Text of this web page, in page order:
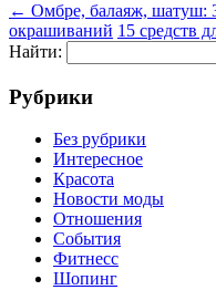
← Омбре, балаяж, шатуш:
окрашиваний 15 средств
Найти:
Рубрики
Без рубрики
Интересное
Красота
Новости моды
Отношения
События
Фитнесс
Шопинг